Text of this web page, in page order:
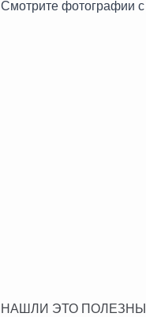
Смотрите фотографии
НАШЛИ ЭТО